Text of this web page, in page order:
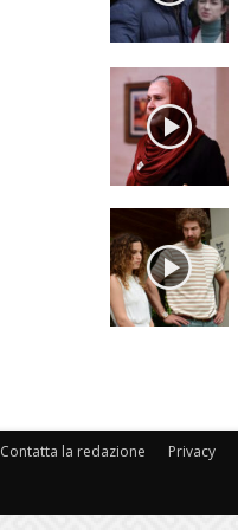
Contatta la redazione Privacy